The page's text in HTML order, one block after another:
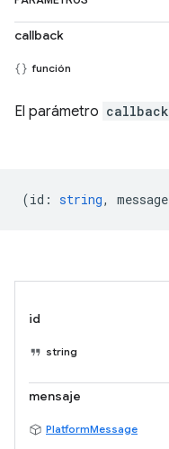
callback
función
El parámetro callback
(id : string, message
id
string
mensaje
PlatformMessage